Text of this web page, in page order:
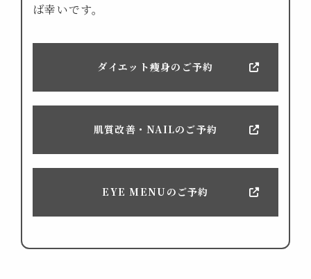
ば幸いです。
ダイエット痩身の ご予約
肌質改善・NAILの ご予約
EYE MENUのご予約